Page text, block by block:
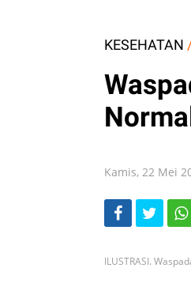
KESEHATAN
Kamis, 22 Mei
ILUSTRASI.